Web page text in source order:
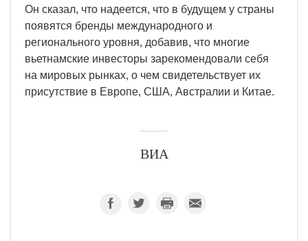
Он сказал, что надеется, что в будущем у страны
появятся бренды международного и
регионального уровня, добавив, что многие
вьетнамские инвесторы зарекомендовали себя
на мировых рынках, о чем свидетельствует их
присутствие в Европе, США, Австралии и Китае.
ВИА